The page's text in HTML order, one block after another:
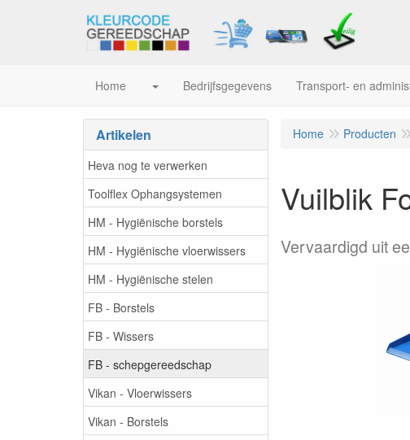
Home Bedrijfsgegevens Transport- en
Artikelen
Heva nog te verwerken
Toolflex Ophangsystemen
HM - Hygiënische borstels
HM - Hygiënische vloerwissers
HM - Hygiënische stelen
FB - Borstels
FB - Wissers
FB - schepgereedschap
Vikan - Vloerwissers
Vikan - Borstels
Home Producten
Vuilblik
Vervaardigd uit